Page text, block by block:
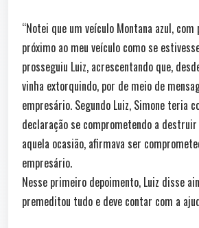
“Notei que um veículo Montana azul, com
próximo ao meu veículo como se
prosseguiu Luiz, acrescentando que,
vinha extorquindo, por de meio de
empresário. Segundo Luiz, Simone teria
declaração se comprometendo a
aquela ocasião, afirmava ser
empresário.
Nesse primeiro depoimento, Luiz disse
premeditou tudo e deve contar com a